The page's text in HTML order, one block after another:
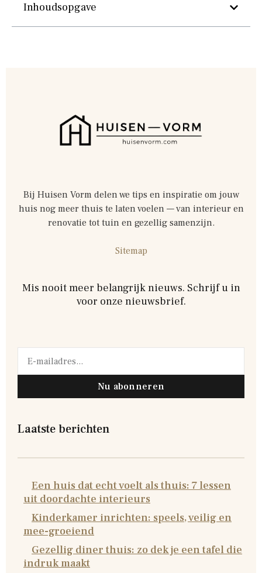
Inhoudsopgave
Bij Huisen Vorm delen we tips en inspiratie om jouw
huis nog meer thuis te laten voelen — van interieur en
renovatie tot tuin en gezellig samenzijn.
Sitemap
Mis nooit meer belangrijk nieuws. Schrijf u in
voor onze nieuwsbrief.
Nu abonneren
Laatste berichten
Een huis dat echt voelt als thuis: 7 lessen
uit doordachte interieurs
Kinderkamer inrichten: speels, veilig en
mee-groeiend
Gezellig diner thuis: zo dek je een tafel die
indruk maakt